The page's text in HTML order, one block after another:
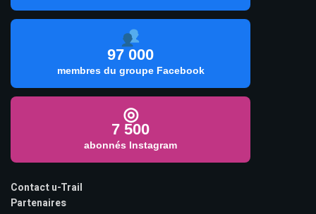
97 000
membres du groupe Facebook
◎
7 500
abonnés Instagram
Contact u-Trail
Partenaires